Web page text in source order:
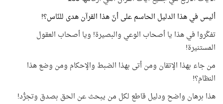
أليس في هذا الدليل الحاسم على أنّ هذا القرآن هدى للنّاس؟!
تفكّروا في هذا يا أصحاب الوعي والبصيرة! ويا أصحاب العقول
المستنيرة!
من جاء بهذا الإتقان ومن أتى بهذا الضبط والإحكام ومن وضع هذا
النظام؟!
هذا برهان واضح ودليل قاطع لكل من يبحث عن الحق بصدق وتجرُّد!